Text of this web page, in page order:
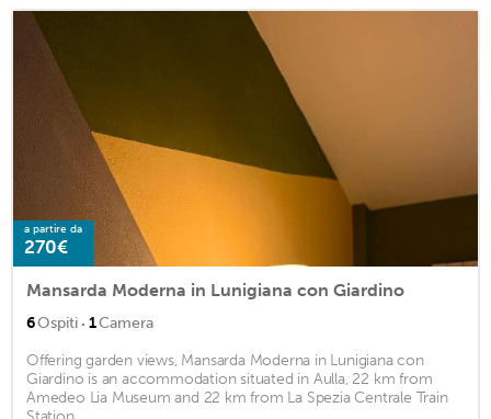
a partire da
270€
Mansarda Moderna in Lunigiana con Giardino
6Ospiti · 1Camera
Offering garden views, Mansarda Moderna in Lunigiana con
Giardino is an accommodation situated in Aulla, 22 km from
Amedeo Lia Museum and 22 km from La Spezia Centrale Train